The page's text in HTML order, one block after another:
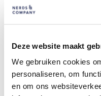
Deze website maakt
We gebruiken cookies
personaliseren, om
en om ons
leveranciers of
makkelijker. En
processen en kun je
Bij Nerds & Company
systeem veilig, snel